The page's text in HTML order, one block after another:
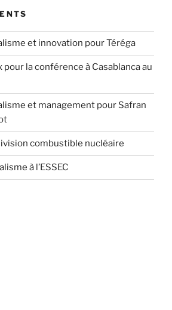
et innovation pour Téréga
la conférence à Casablanca au
et management pour Safran
combustible nucléaire
à l’ESSEC